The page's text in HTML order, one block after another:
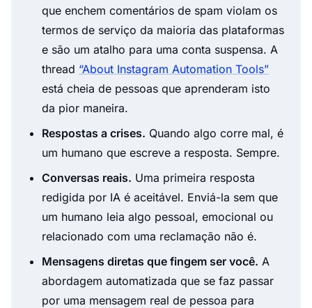
que enchem comentários de spam violam os
termos de serviço da maioria das plataformas
e são um atalho para uma conta suspensa. A
thread “About Instagram Automation Tools”
está cheia de pessoas que aprenderam isto
da pior maneira.
Respostas a crises. Quando algo corre mal, é
um humano que escreve a resposta. Sempre.
Conversas reais. Uma primeira resposta
redigida por IA é aceitável. Enviá-la sem que
um humano leia algo pessoal, emocional ou
relacionado com uma reclamação não é.
Mensagens diretas que fingem ser você. A
abordagem automatizada que se faz passar
por uma mensagem real de pessoa para